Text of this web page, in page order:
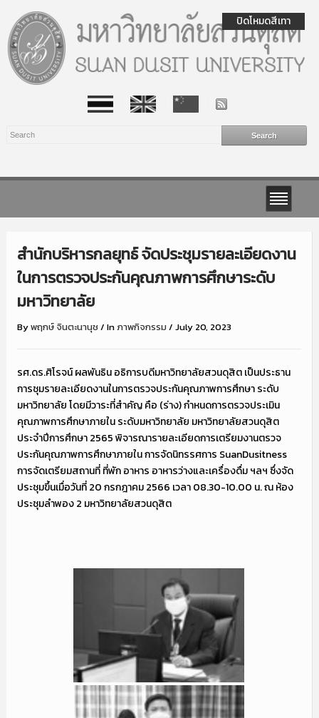
สำนักบริหารกลยุทธ์ จัดประชุมรายละเอียดงาน
ในการตรวจประกันคุณภาพการศึกษาระดับ
มหาวิทยาลัย
Byพฤกษ์ จินตะนานุช / Inภาพกิจกรรม / July 20, 2023
รศ.ดร.ศิโรจน์ ผลพันธิน อธิการบดีมหาวิทยาลัยสวนดุสิต เป็นประธาน
การชุมรายละเอียดงานในการตรวจประกันคุณภาพการศึกษา ระดับ
มหาวิทยาลัย โดยมีวาระที่สำคัญ คือ (ร่าง) กำหนดการตรวจประเมิน
คุณภาพการศึกษาภายใน ระดับมหาวิทยาลัย มหาวิทยาลัยสวนดุสิต
ประจำปีการศึกษา 2565 พิจารณารายละเอียดการเตรียมงานตรวจ
ประกันคุณภาพการศึกษาภายใน การจัดนิทรรศการ SuanDusitness
การจัดเตรียมสถานที่ ที่พัก อาหาร อาหารว่างและเครื่องดื่ม ฯลฯ ซึ่งจัด
ประชุมขึ้นเมื่อวันที่ 20 กรกฎาคม 2566 เวลา 08.30-10.00 น. ณ ห้อง
ประชุมลำพอง 2 มหาวิทยาลัยสวนดุสิต
ปิดโหมดสีเทา